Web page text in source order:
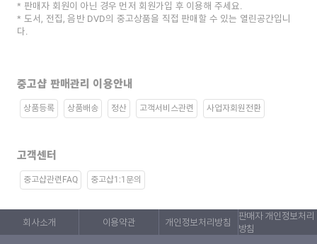
판매자 회원이 아닌 경우 먼저 회원가입 후 이용해 주세요.
도서, 전집, 음반 DVD의 중고상품을 직접 판매할 수 있는 열린공간입니
다.
중고샵 판매관리 이용안내
상품등록 상품배송 정산 고객서비스관련 사업자회원전환
고객센터
중고샵관련FAQ 중고샵1:1문의
회사소개 이용약관 개인정보처리방침
판매자 개인정보처리
방침